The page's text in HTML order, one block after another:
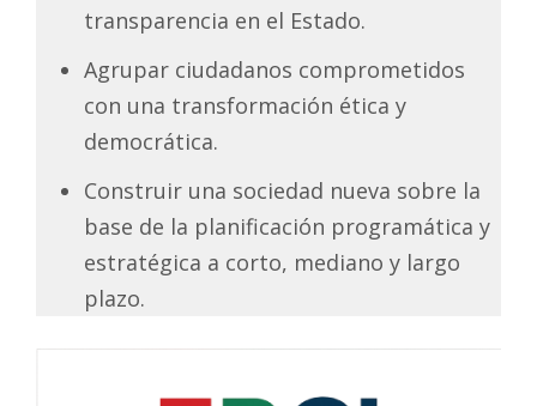
transparencia en el Estado.
Agrupar ciudadanos comprometidos
con una transformación ética y
democrática.
Construir una sociedad nueva sobre la
base de la planificación programática y
estratégica a corto, mediano y largo
plazo.